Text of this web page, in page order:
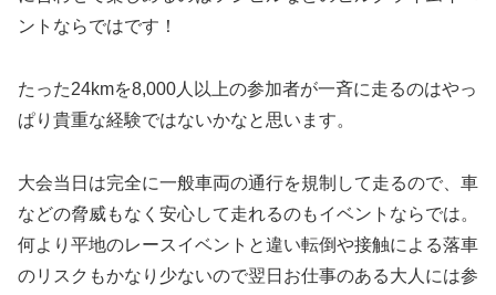
ントならではです！
たった24kmを8,000人以上の参加者が一斉に走るのはやっ
ぱり貴重な経験ではないかなと思います。
大会当日は完全に一般車両の通行を規制して走るので、車
などの脅威もなく安心して走れるのもイベントならでは。
何より平地のレースイベントと違い転倒や接触による落車
のリスクもかなり少ないので翌日お仕事のある大人には参